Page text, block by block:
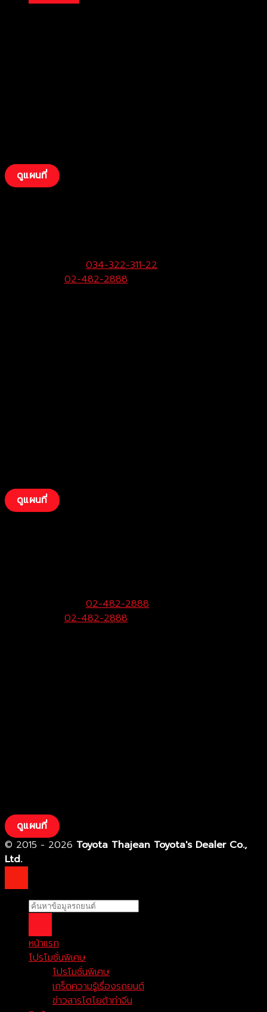
ดูแผนที่
034-322-311-22
02-482-2888
ดูแผนที่
02-482-2888
02-482-2888
ดูแผนที่
© 2015 - 2026 Toyota Thajean Toyota's Dealer Co.,
Ltd.
หน้าแรก
โปรโมชั่นพิเศษ
โปรโมชั่นพิเศษ
เกร็ดความรู้เรื่องรถยนต์
ข่าวสารโตโยต้าท่าจีน